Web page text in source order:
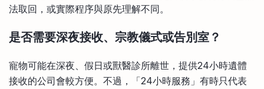
法取回，或實際程序與原先理解不同。
是否需要深夜接收、宗教儀式或告別室？
寵物可能在深夜、假日或獸醫診所離世，提供24小時遺體
接收的公司會較方便。不過，「24小時服務」有時只代表